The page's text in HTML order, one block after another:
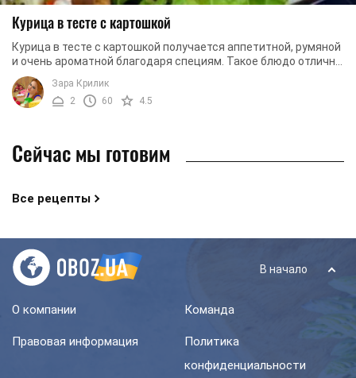
Курица в тесте с картошкой
Курица в тесте с картошкой получается аппетитной, румяной
и очень ароматной благодаря специям. Такое блюдо отлично
подойдет даже для праздничного ...
Зара Крилик
2
60 4.5
Сейчас мы готовим
Все рецепты
В начало
О компании Команда
Правовая информация
Политика
конфиденциальности